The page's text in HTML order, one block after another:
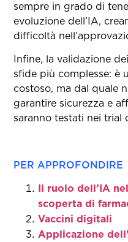
sempre in grado di
evoluzione dell’IA,
difficoltà
Infine, la validazione
sfide più complesse: è
costoso, ma dal quale
garantire sicurezza e
saranno testati nei trial
PER APPROFONDIRE
Il ruolo dell’IA
scoperta di
Vaccini digitali
Applicazione